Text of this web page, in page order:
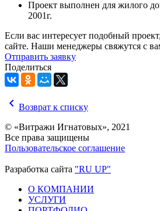
Проект выполнен для жилого
2001г.
Если вас интересует подобный
сайте. Наши менеджеры свяжутся с
Отправить заявку
Поделиться
chevron_left Возврат к списку
© «Витражи Игнатовых», 2021
Все права защищены
Пользовательское соглашение
Разработка сайта "RU UP"
О КОМПАНИИ
УСЛУГИ